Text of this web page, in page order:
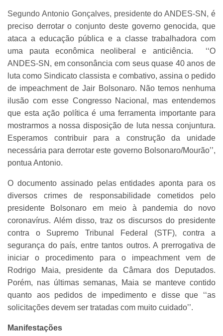
Segundo Antonio Gonçalves, presidente do ANDES-SN, é
preciso derrotar o conjunto deste governo genocida, que
ataca a educação pública e a classe trabalhadora com
uma pauta econômica neoliberal e anticiência. ‘‘O
ANDES-SN, em consonância com seus quase 40 anos de
luta como Sindicato classista e combativo, assina o pedido
de impeachment de Jair Bolsonaro. Não temos nenhuma
ilusão com esse Congresso Nacional, mas entendemos
que esta ação política é uma ferramenta importante para
mostrarmos a nossa disposição de luta nessa conjuntura.
Esperamos contribuir para a construção da unidade
necessária para derrotar este governo Bolsonaro/Mourão’’,
pontua Antonio.
O documento assinado pelas entidades aponta para os
diversos crimes de responsabilidade cometidos pelo
presidente Bolsonaro em meio à pandemia do novo
coronavírus. Além disso, traz os discursos do presidente
contra o Supremo Tribunal Federal (STF), contra a
segurança do país, entre tantos outros. A prerrogativa de
iniciar o procedimento para o impeachment vem de
Rodrigo Maia, presidente da Câmara dos Deputados.
Porém, nas últimas semanas, Maia se manteve contido
quanto aos pedidos de impedimento e disse que ‘‘as
solicitações devem ser tratadas com muito cuidado’’.
Manifestações